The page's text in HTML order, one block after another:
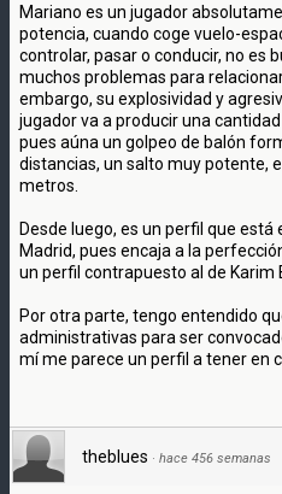
Mariano es un jugador
potencia, cuando coge vuelo-
controlar, pasar o conducir, no es
muchos problemas para
embargo, su explosividad y
jugador va a producir una
pues aúna un golpeo de balón
distancias, un salto muy potente,
metros.
Desde luego, es un perfil que está
Madrid, pues encaja a la
un perfil contrapuesto al de Karim
Por otra parte, tengo entendido
administrativas para ser
mí me parece un perfil a tener en
theblues · hace 456 semanas